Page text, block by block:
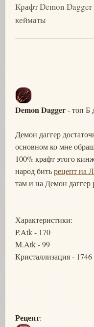
Крафт Demon
кейматы
Demon Dagger- топ Б
Демон даггер
основном ко мне
100% крафт этого
народ битьрецепт на
там и на Демон даггер
Характеристики:
P.Atk - 170
M.Atk - 99
Кристаллизация - 1746
Рецепт: